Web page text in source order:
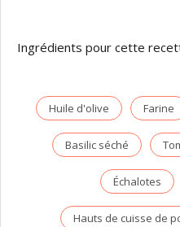
Ingrédients pour cette
Huile d'olive Farine
Basilic séché
Échalotes
Hauts de cuisse de